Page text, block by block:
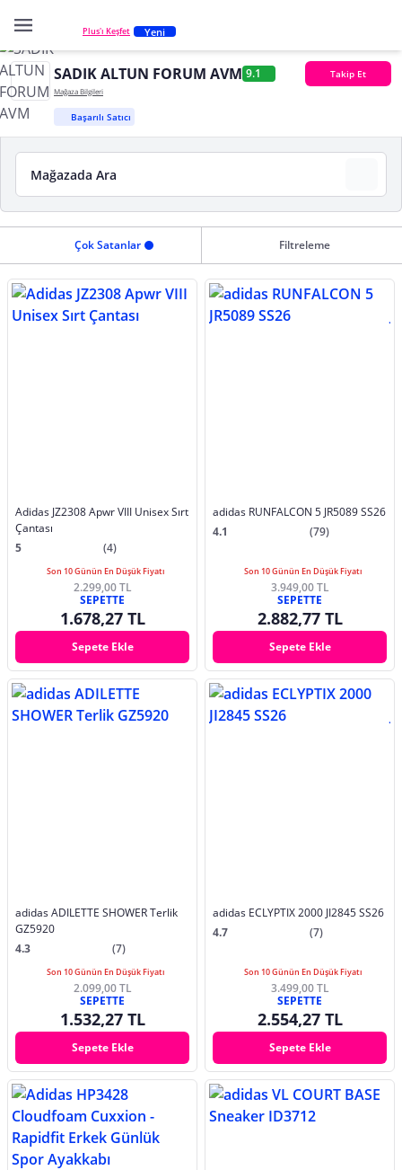
Plus'ı Keşfet Yeni
SADIK ALTUN FORUM AVM 9.1 Takip Et
Mağaza Bilgileri
Başarılı Satıcı
Çok Satanlar Filtreleme
Adidas JZ2308 Apwr VIII Unisex Sırt
Çantası
5
(4)
Son 10 Günün En Düşük Fiyatı
2.299,00 TL
SEPETTE
1.678,27 TL
Sepete Ekle
adidas RUNFALCON 5 JR5089 SS26
4.1
(79)
Son 10 Günün En Düşük Fiyatı
3.949,00 TL
SEPETTE
2.882,77 TL
Sepete Ekle
adidas ADILETTE SHOWER Terlik
GZ5920
4.3
(7)
Son 10 Günün En Düşük Fiyatı
2.099,00 TL
SEPETTE
1.532,27 TL
Sepete Ekle
adidas ECLYPTIX 2000 JI2845 SS26
4.7
(7)
Son 10 Günün En Düşük Fiyatı
3.499,00 TL
SEPETTE
2.554,27 TL
Sepete Ekle